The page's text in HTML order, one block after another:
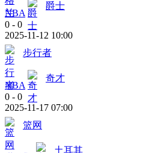
NBA
爵士
0 - 0
2025-11-12 10:00
步行者
NBA
奇才
0 - 0
2025-11-17 07:00
篮网
土耳其